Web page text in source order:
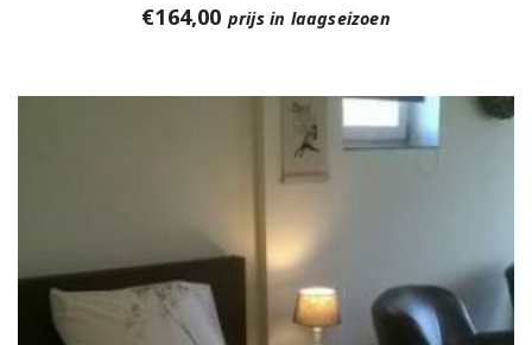
€164,00 prijs in laagseizoen